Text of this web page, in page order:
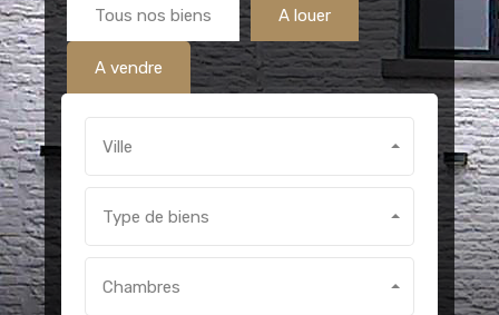
Tous nos biens A louer
A vendre
Ville
Type de biens
Chambres